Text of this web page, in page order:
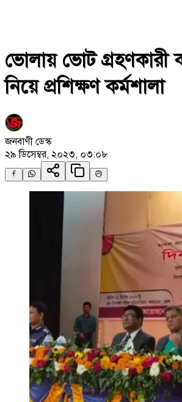
ভোলায় ভোট গ্রহণকারী
নিয়ে প্রশিক্ষণ কর্মশালা
জনবাণী ডেস্ক
২৯ ডিসেম্বর, ২০২৩, ০৩:০৮